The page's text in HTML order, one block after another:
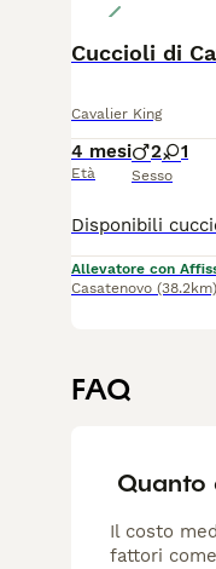
Cuccioli di
Cavalier King
4 mesi
Età
2 1
Sesso
Allevatore con
Casatenovo (38.2km)
FAQ
Quanto
Il costo
fattori